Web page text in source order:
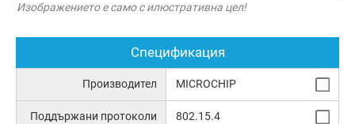
Изображението е само с илюстративна цел!
Спецификация
Производител MICROCHIP
Поддържани протоколи 802.15.4